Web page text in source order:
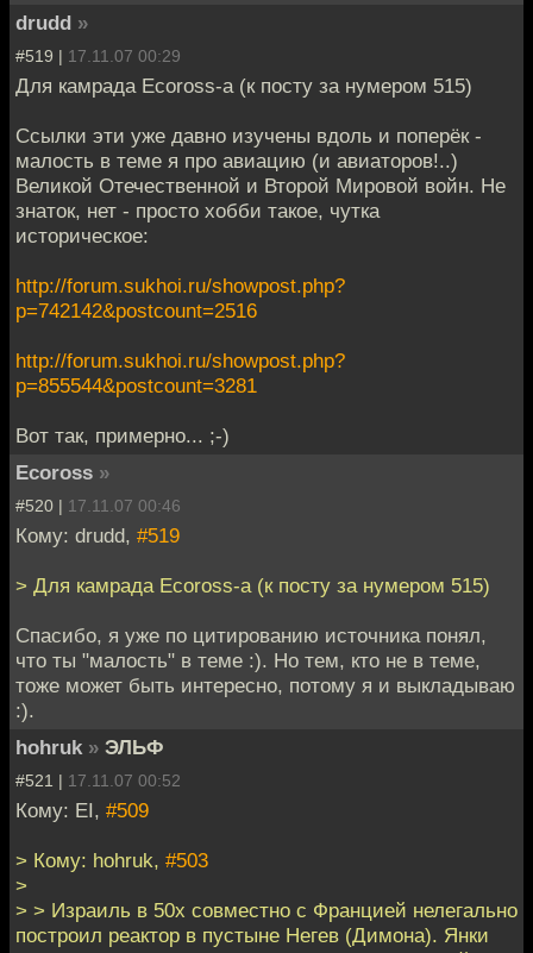
drudd »
#519 | 17.11.07 00:29
Для камрада Ecoross-а (к посту за нумером 515)
Ссылки эти уже давно изучены вдоль и поперёк -
малость в теме я про авиацию (и авиаторов!..)
Великой Отечественной и Второй Мировой войн. Не
знаток, нет - просто хобби такое, чутка
историческое:
http://forum.sukhoi.ru/showpost.php?
p=742142&postcount=2516
http://forum.sukhoi.ru/showpost.php?
p=855544&postcount=3281
Вот так, примерно... ;-)
Ecoross »
#520 | 17.11.07 00:46
Кому: drudd, #519
> Для камрада Ecoross-а (к посту за нумером 515)
Спасибо, я уже по цитированию источника понял,
что ты "малость" в теме :). Но тем, кто не в теме,
тоже может быть интересно, потому я и выкладываю
:).
hohruk » ЭЛЬФ
#521 | 17.11.07 00:52
Кому: EI, #509
> Кому: hohruk, #503
>
> > Израиль в 50х совместно с Францией нелегально
построил реактор в пустыне Негев (Димона). Янки